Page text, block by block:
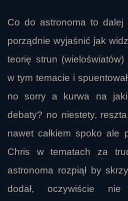
przełom.
Ważnym tematem
hipotetyczna dziewiąta,
dziesiąta planeta
że za orbitą Neptuna
duży obiekt, którego
orbit ciał
nie tylko wielka odległość
tak zimnego i ciemnego
obszar poszukiwań
Co do astronoma to dalej
porządnie wyjaśnić jak
teorię strun (wieloświatów)
w tym temacie i
no sorry a kurwa na
debaty? no niestety,
nawet całkiem spoko ale
Chris w tematach za
astronoma rozpiął by
dodał, oczywiście
sinior
chemik